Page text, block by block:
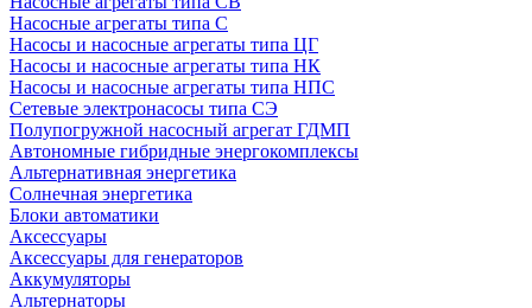
Насосные агрегаты типа С
Насосы и насосные агрегаты типа ЦГ
Насосы и насосные агрегаты типа НК
Насосы и насосные агрегаты типа НПС
Сетевые электронасосы типа СЭ
Полупогружной насосный агрегат ГДМП
Автономные гибридные энергокомплексы
Альтернативная энергетика
Солнечная энергетика
Блоки автоматики
Аксессуары
Аксессуары для генераторов
Аккумуляторы
Альтернаторы